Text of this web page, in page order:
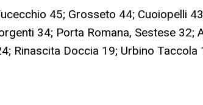
45; Grosseto 44; Cuoiopelli
34; Porta Romana, Sestese 32;
Rinascita Doccia 19; Urbino Taccola